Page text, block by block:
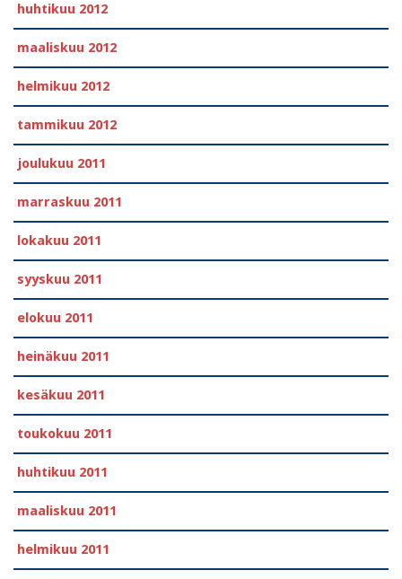
huhtikuu 2012
maaliskuu 2012
helmikuu 2012
tammikuu 2012
joulukuu 2011
marraskuu 2011
lokakuu 2011
syyskuu 2011
elokuu 2011
heinäkuu 2011
kesäkuu 2011
toukokuu 2011
huhtikuu 2011
maaliskuu 2011
helmikuu 2011